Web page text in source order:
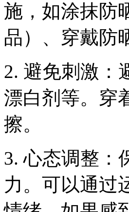
施，如涂抹防
品）、穿戴防
2. 避免刺激：
漂白剂等。穿
擦。
3. 心态调整：
力。可以通过